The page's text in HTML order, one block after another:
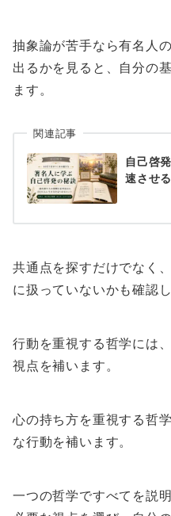
抽象論が苦手なら有名人
出るかを見ると、自分の
ます。
関連記事
自己啓
速させ
共通点を探すだけでなく
に扱っていないかも確認
行動を重視する哲学には
視点を補います。
心の持ち方を重視する哲
な行動を補います。
一つの哲学ですべてを説